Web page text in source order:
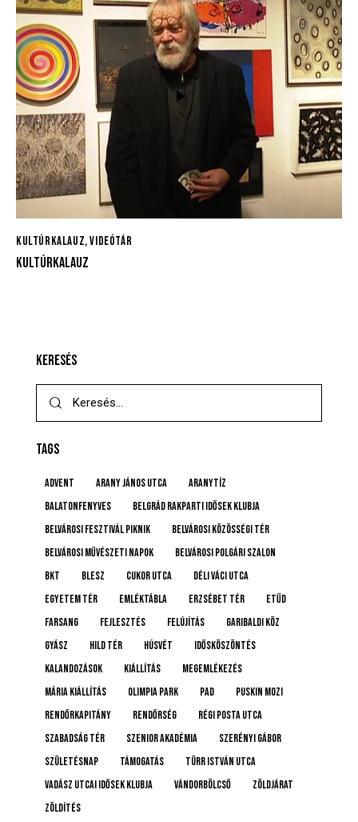
KULTÚRKALAUZ,VIDEÓTÁR
KULTÚRKALAUZ
KERESÉS
TAGS
advent Arany János utca
Aranytíz
Balatonfenyves
Belgrád Rakparti Idősek Klubja
Belvárosi Fesztivál Piknik
Belvárosi Közösségi Tér
Belvárosi Művészeti Napok
Belvárosi Polgári Szalon
BKT
BLESZ Cukor utca
Déli Váci utca
Egyetem tér
emléktábla Erzsébet tér
etűd
farsang
fejlesztés felújítás
Garibaldi köz
gyász
Hild tér húsvét
idősköszöntés
Kalandozások
kiállítás
megemlékezés
Mária kiállítás
Olimpia Park pad
Puskin mozi
rendőrkapitány
rendőrség
Régi posta utca
Szabadság tér
Szenior Akadémia
Szerényi Gábor
születésnap
támogatás
Türr István utca
Vadász Utcai Idősek Klubja
Vándorbölcső
Zöldjárat
Zöldítés